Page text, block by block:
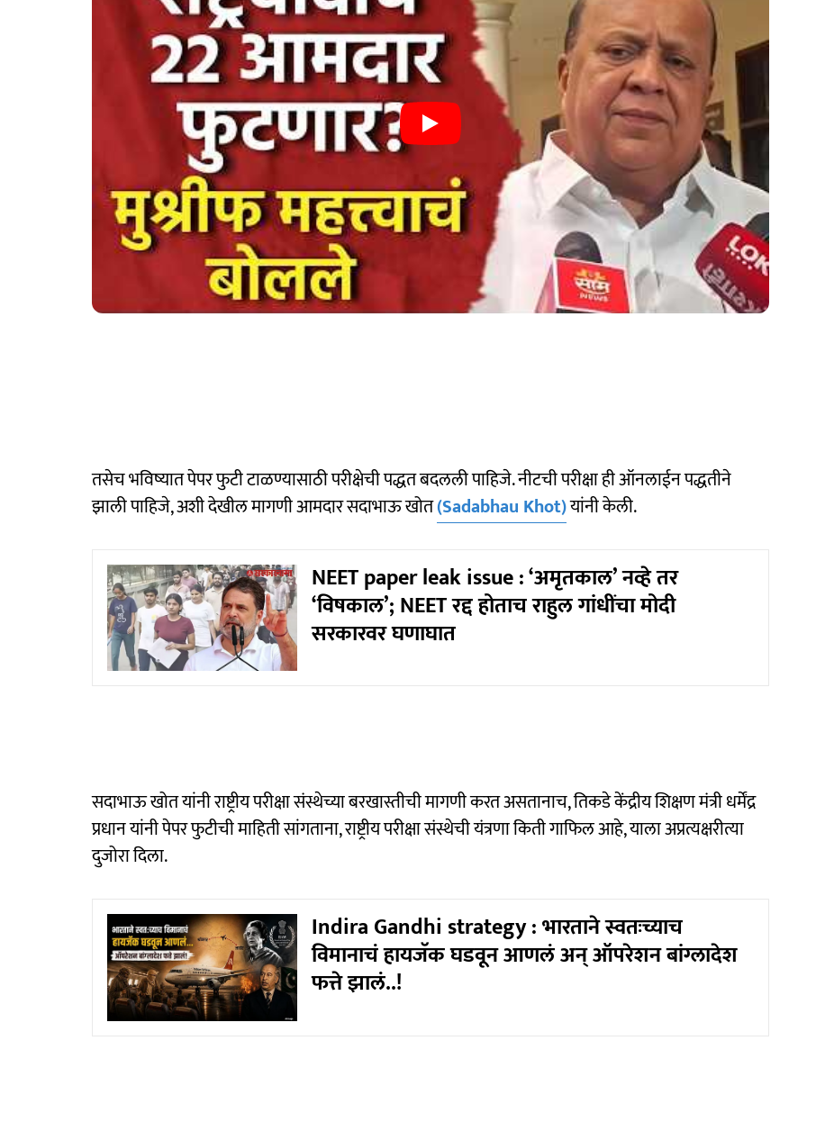
तसेच भविष्यात पेपर फुटी टाळण्यासाठी परीक्षेची पद्धत बदलली पाहिजे. नीटची परीक्षा ही ऑनलाईन पद्धतीने
झाली पाहिजे, अशी देखील मागणी आमदार सदाभाऊ खोत(Sadabhau Khot)यांनी केली.
NEET paper leak issue : ‘अमृतकाल’ नव्हे तर
‘विषकाल’; NEET रद्द होताच राहुल गांधींचा मोदी
सरकारवर घणाघात
सदाभाऊ खोत यांनी राष्ट्रीय परीक्षा संस्थेच्या बरखास्तीची मागणी करत असतानाच, तिकडे केंद्रीय शिक्षण मंत्री धर्मेंद्र
प्रधान यांनी पेपर फुटीची माहिती सांगताना, राष्ट्रीय परीक्षा संस्थेची यंत्रणा किती गाफिल आहे, याला अप्रत्यक्षरीत्या
दुजोरा दिला.
Indira Gandhi strategy : भारताने स्वतःच्याच
विमानाचं हायजॅक घडवून आणलं अन् ऑपरेशन बांग्लादेश
फत्ते झालं..!